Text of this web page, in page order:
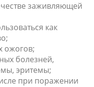
заживляющей
как
ожогов;
болезней,
эритемы;
при поражении